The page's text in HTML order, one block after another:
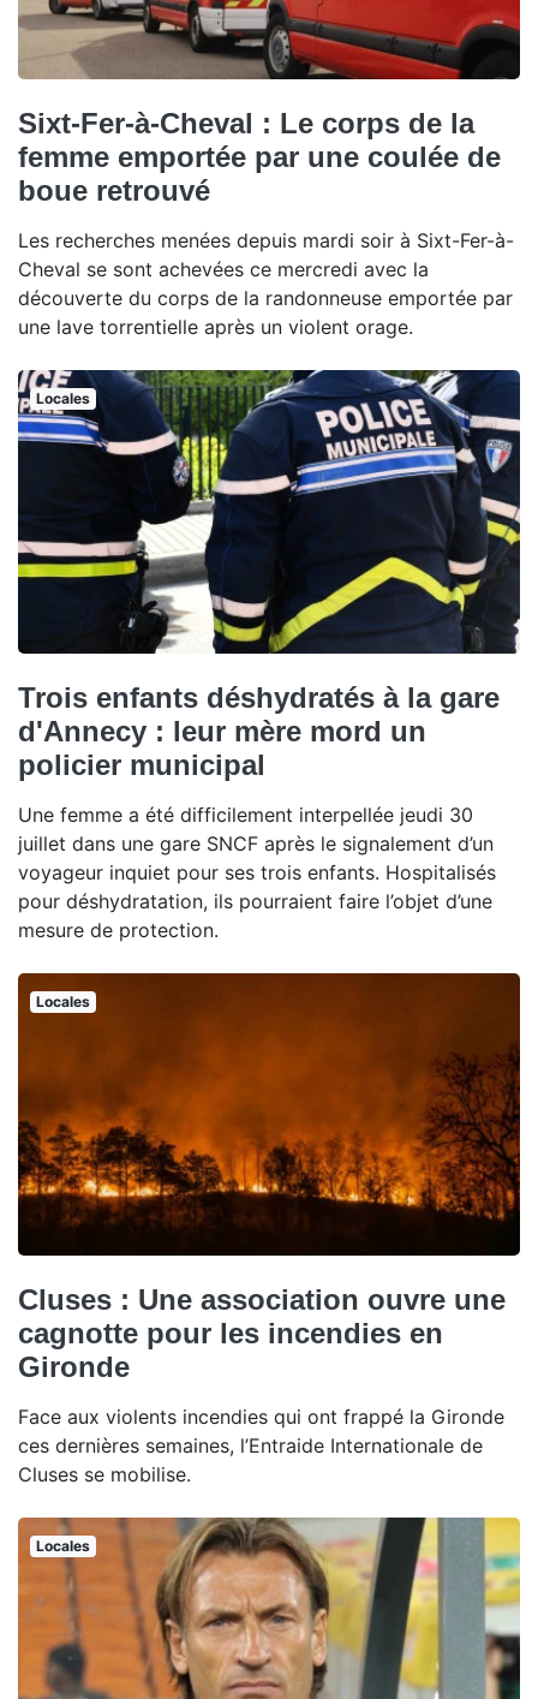
Sixt-Fer-à-Cheval : Le corps de la
femme emportée par une coulée de
boue retrouvé
Les recherches menées depuis mardi soir à Sixt-Fer-à-
Cheval se sont achevées ce mercredi avec la
découverte du corps de la randonneuse emportée par
une lave torrentielle après un violent orage.
Locales
Trois enfants déshydratés à la gare
d'Annecy : leur mère mord un
policier municipal
Une femme a été difficilement interpellée jeudi 30
juillet dans une gare SNCF après le signalement d’un
voyageur inquiet pour ses trois enfants. Hospitalisés
pour déshydratation, ils pourraient faire l’objet d’une
mesure de protection.
Locales
Cluses : Une association ouvre une
cagnotte pour les incendies en
Gironde
Face aux violents incendies qui ont frappé la Gironde
ces dernières semaines, l’Entraide Internationale de
Cluses se mobilise.
Locales